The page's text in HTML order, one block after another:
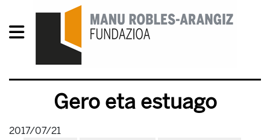
Gero eta estuago
2017/07/21